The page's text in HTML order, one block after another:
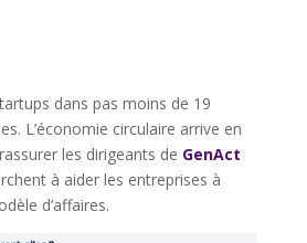
dans pas moins de 19
L’économie circulaire arrive en
les dirigeants de GenAct
à aider les entreprises à
d’affaires.